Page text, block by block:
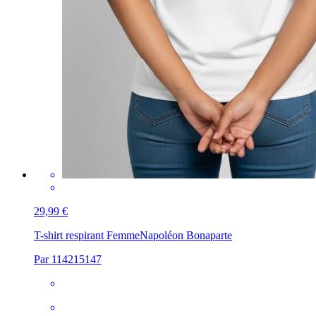
29,99 €
T-shirt respirant FemmeNapoléon Bonaparte
Par 114215147